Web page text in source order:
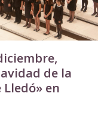
de la
Lledó» en